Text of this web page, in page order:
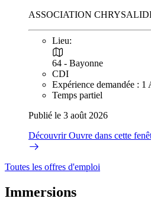
ASSOCIATION
Lieu:
64 - Bayonne
CDI
Expérience demandée : 1
Temps partiel
Publié le 3 août 2026
DécouvrirOuvre dans cette
Toutes les offres d'emploi
Immersions